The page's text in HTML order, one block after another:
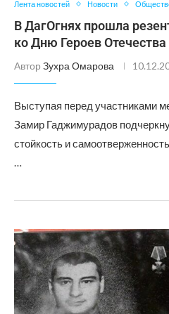
Лента новостей Новости
В ДагОгнях прошла
ко Дню Героев Отечества
Автор Зухра Омарова
Выступая перед участниками
Замир Гаджимурадов
стойкость и
…